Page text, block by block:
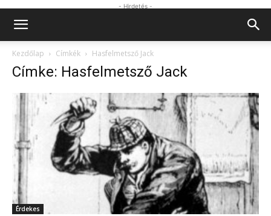
- Hirdetés -
Kezdőlap Címkék Hasfelmetsző Jack
Címke: Hasfelmetsző Jack
Érdekes